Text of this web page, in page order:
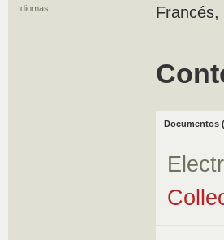
Idiomas Francés,
Documentos